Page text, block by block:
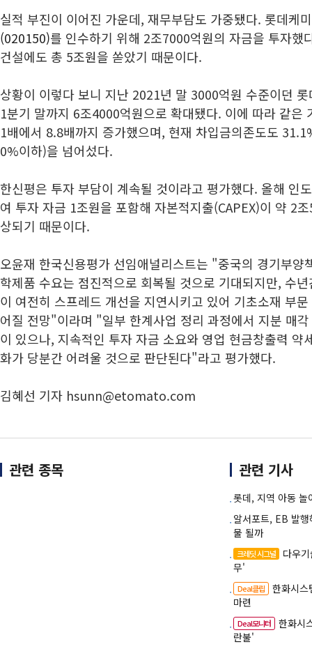
실적 부진이 이어진 가운데, 재무부담도 가중됐다. 롯데케
(020150)를 인수하기 위해 2조7000억원의 자금을 투자했
건설에도 총 5조원을 쏟았기 때문이다.
상황이 이렇다 보니 지난 2021년 말 3000억원 수준이던
1분기 말까지 6조4000억원으로 확대됐다. 이에 따라 같은
1배에서 8.8배까지 증가했으며, 현재 차입금의존도도
0%이하)을 넘어섰다.
한신평은 투자 부담이 계속될 것이라고 평가했다. 올해 인
여 투자 자금 1조원을 포함해 자본적지출(CAPEX)이 약 2
상되기 때문이다.
오윤재 한국신용평가 선임애널리스트는 "중국의 경기부양
학제품 수요는 점진적으로 회복될 것으로 기대되지만, 수
이 여전히 스프레드 개선을 지연시키고 있어 기초소재 부
어질 전망"이라며 "일부 한계사업 정리 과정에서 지분 매
이 있으나, 지속적인 투자 자금 소요와 영업 현금창출력 약
화가 당분간 어려울 것으로 판단된다"라고 평가했다.
김혜선 기자 hsunn@etomato.com
관련 종목 관련 기사
롯데, 지역 아동 놀
알서포트, EB 발
물 될까
크레딧 시그널
다우
무'
Deal클립
한화시스
마련
Deal모니터
한화시
란불'